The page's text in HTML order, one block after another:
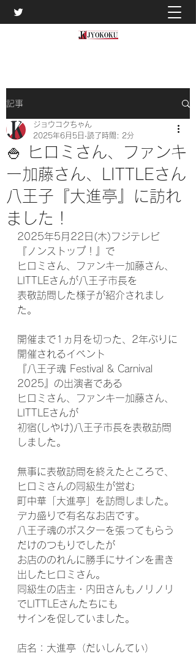
記事
🍚 ヒロミさん、ファンキ
ー加藤さん、LITTLEさん
八王子『大進亭』に訪れ
ました！
ジョウコクちゃん
2025年6月5日 読了時間: 2分
2025年5月22日(木)フジテレビ
『ノンストップ！』で
ヒロミさん、ファンキー加藤さん、
LITTLEさんが八王子市長を
表敬訪問した様子が紹介されまし
た。
開催まで1ヵ月を切った、2年ぶりに
開催されるイベント
『八王子魂 Festival & Carnival
2025』の出演者である
ヒロミさん、ファンキー加藤さん、
LITTLEさんが
初宿(しやけ)八王子市長を表敬訪問
しました。
無事に表敬訪問を終えたところで、
ヒロミさんの同級生が営む
町中華「大進亭」を訪問しました。
デカ盛りで有名なお店です。
八王子魂のポスターを張ってもらう
だけのつもりでしたが
お店ののれんに勝手にサインを書き
出したヒロミさん。
同級生の店主・内田さんもノリノリ
でLITTLEさんたちにも
サインを促していました。
店名：大進亭（だいしんてい）